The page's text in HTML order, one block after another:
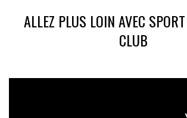
ALLEZ PLUS LOIN AVEC
CLUB